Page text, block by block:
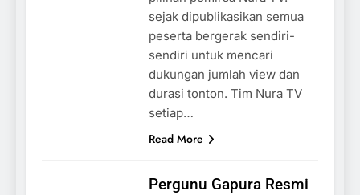
sejak dipublikasikan semua
peserta bergerak sendiri-
sendiri untuk mencari
dukungan jumlah view dan
durasi tonton. Tim Nura TV
setiap…
Read More
Pergunu Gapura Resmi